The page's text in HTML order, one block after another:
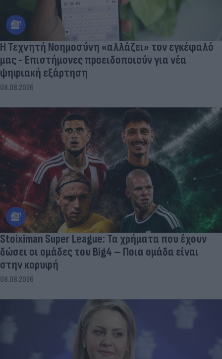
Η Τεχνητή Νοημοσύνη «αλλάζει» τον εγκέφαλό
μας - Eπιστήμονες προειδοποιούν για νέα
ψηφιακή εξάρτηση
08.08.2026
Stoiximan Super League: Τα χρήματα που έχουν
δώσει οι ομάδες του Big4 – Ποια ομάδα είναι
στην κορυφή
08.08.2026